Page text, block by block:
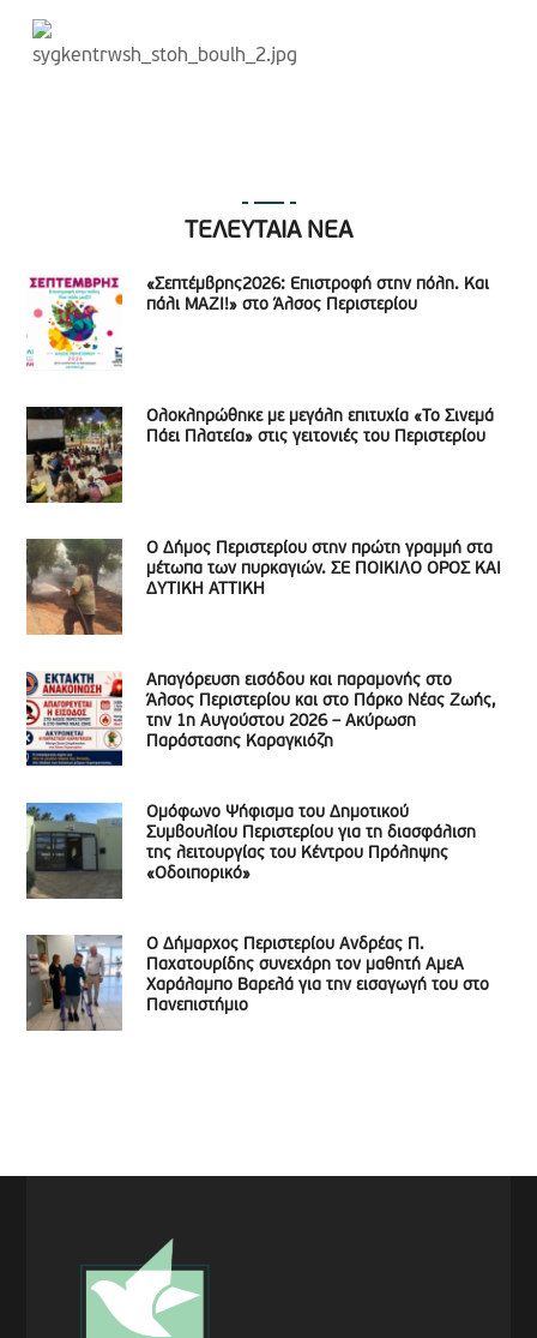
ΤΕΛΕΥΤΑΙΑ ΝΕΑ
«Σεπτέμβρης2026: Επιστροφή στην πόλη. Και
πάλι ΜΑΖΙ!» στο Άλσος Περιστερίου
Ολοκληρώθηκε με μεγάλη επιτυχία «Το Σινεμά
Πάει Πλατεία» στις γειτονιές του Περιστερίου
Ο Δήμος Περιστερίου στην πρώτη γραμμή στα
μέτωπα των πυρκαγιών. ΣΕ ΠΟΙΚΙΛΟ ΟΡΟΣ ΚΑΙ
ΔΥΤΙΚΗ ΑΤΤΙΚΗ
Απαγόρευση εισόδου και παραμονής στο
Άλσος Περιστερίου και στο Πάρκο Νέας Ζωής,
την 1η Αυγούστου 2026 – Ακύρωση
Παράστασης Καραγκιόζη
Ομόφωνο Ψήφισμα του Δημοτικού
Συμβουλίου Περιστερίου για τη διασφάλιση
της λειτουργίας του Κέντρου Πρόληψης
«Οδοιπορικό»
Ο Δήμαρχος Περιστερίου Ανδρέας Π.
Παχατουρίδης συνεχάρη τον μαθητή ΑμεΑ
Χαράλαμπο Βαρελά για την εισαγωγή του στο
Πανεπιστήμιο